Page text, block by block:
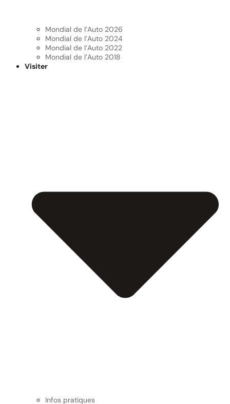
Mondial de l’Auto 2026
Mondial de l’Auto 2024
Mondial de l’Auto 2022
Mondial de l’Auto 2018
Visiter
Infos pratiques